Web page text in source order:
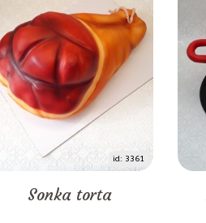
id: 3361
Sonka torta